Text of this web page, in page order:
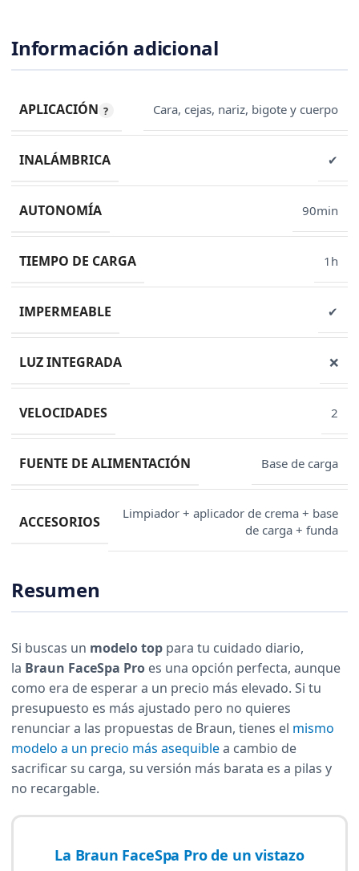
Información adicional
APLICACIÓN Cara, cejas, nariz, bigote y cuerpo
INALÁMBRICA ✔
AUTONOMÍA 90min
TIEMPO DE CARGA 1h
IMPERMEABLE ✔
LUZ INTEGRADA ❌
VELOCIDADES 2
FUENTE DE ALIMENTACIÓN Base de carga
ACCESORIOS
Limpiador + aplicador de crema + base
de carga + funda
Resumen
Si buscas un modelo top para tu cuidado diario,
la Braun FaceSpa Pro es una opción perfecta, aunque
como era de esperar a un precio más elevado. Si tu
presupuesto es más ajustado pero no quieres
renunciar a las propuestas de Braun, tienes el mismo
modelo a un precio más asequiblea cambio de
sacrificar su carga, su versión más barata es a pilas y
no recargable.
La Braun FaceSpa Pro de un vistazo